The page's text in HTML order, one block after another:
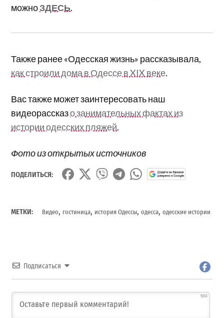
можноЗДЕСЬ.
Также ранее «Одесская жизнь» рассказывала,
как строили дома в Одессе в XIX веке.
Вас также может заинтересовать наш
видеорассказо занимательных фактах из
истории одесских пляжей.
Фото из открытых источников
ПОДЕЛИТЬСЯ:
МЕТКИ: Видео, гостиница, история Одессы,одесса,одесские истории
Подписаться
500